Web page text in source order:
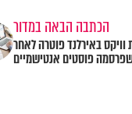
הכתבה הבאה במדור
באירלנד פוטרה לאחר
פוסטים אנטישמיים